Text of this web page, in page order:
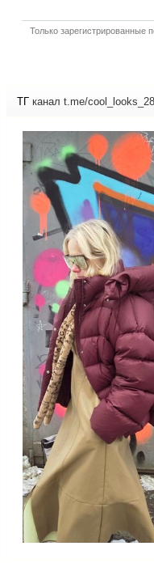
Только зарегистрированные
ТГ канал t.me/cool_looks_28